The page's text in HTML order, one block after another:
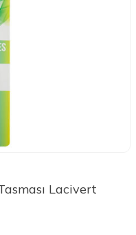
Lacivert